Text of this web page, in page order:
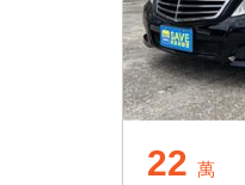
22 萬